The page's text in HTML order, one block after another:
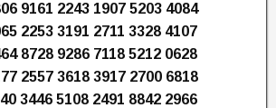
9161 2243 1907 5203 4084
2253 3191 2711 3328 4107
8728 9286 7118 5212 0628
2557 3618 3917 2700 6818
3446 5108 2491 8842 2966